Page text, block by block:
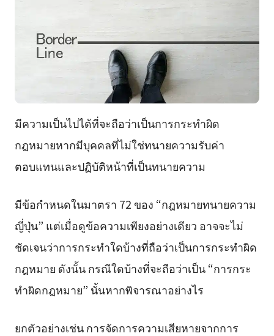
มีความเป็นไปได้ที่จะถือว่าเป็นการกระทำผิด
กฎหมายหากมีบุคคลที่ไม่ใช่ทนายความรับค่า
ตอบแทนและปฏิบัติหน้าที่เป็นทนายความ
มีข้อกำหนดในมาตรา 72 ของ “กฎหมายทนายความ
ญี่ปุ่น” แต่เมื่อดูข้อความเพียงอย่างเดียว อาจจะไม่
ชัดเจนว่าการกระทำใดบ้างที่ถือว่าเป็นการกระทำผิด
กฎหมาย ดังนั้น กรณีใดบ้างที่จะถือว่าเป็น “การกระ
ทำผิดกฎหมาย” นั้นหากพิจารณาอย่างไร
ยกตัวอย่างเช่น การจัดการความเสียหายจากการ